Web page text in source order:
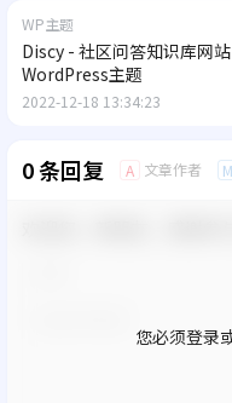
WP主题
Discy - 社区问答知识库网站
WordPress主题
2022-12-18 13:34:23
0 条回复 A 文章作者 M
您必须登录